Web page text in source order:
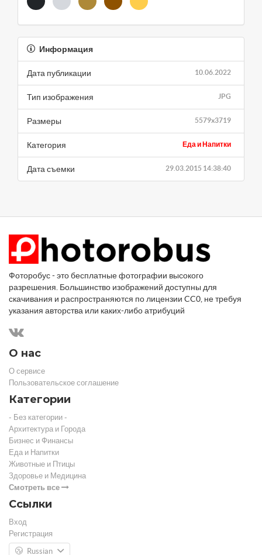
Информация
10.06.2022
Дата публикации
JPG
Тип изображения
5579x3719
Размеры
Еда и Напитки
Категория
29.03.2015 14:38:40
Дата съемки
Фоторобус - это бесплатные фотографии высокого
разрешения. Большинство изображений доступны для
скачивания и распространяются по лицензии CC0, не требуя
указания авторства или каких-либо атрибуций
О нас
О сервисе
Пользовательское соглашение
Категории
- Без категории -
Архитектура и Города
Бизнес и Финансы
Еда и Напитки
Животные и Птицы
Здоровье и Медицина
Смотреть все
Ссылки
Вход
Регистрация
Russian